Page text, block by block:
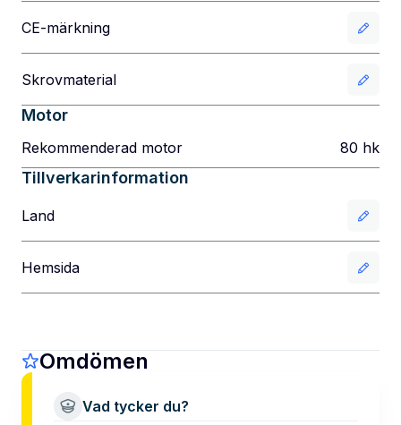
CE-märkning
Skrovmaterial
Motor
Rekommenderad motor 80 hk
Tillverkarinformation
Land
Hemsida
Omdömen
Vad tycker du?